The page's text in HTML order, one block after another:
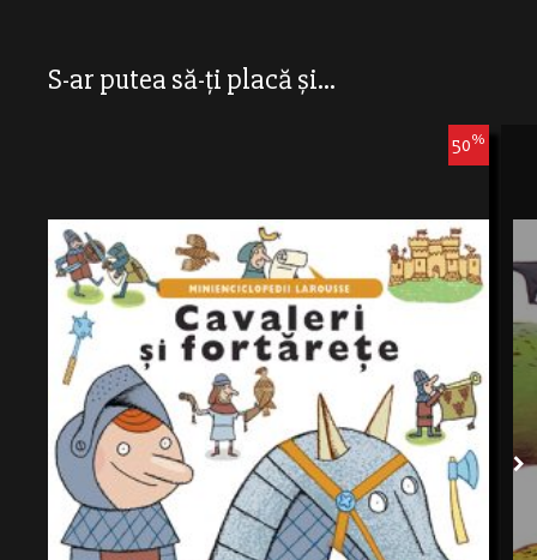
S-ar putea să-ți placă și...
50%